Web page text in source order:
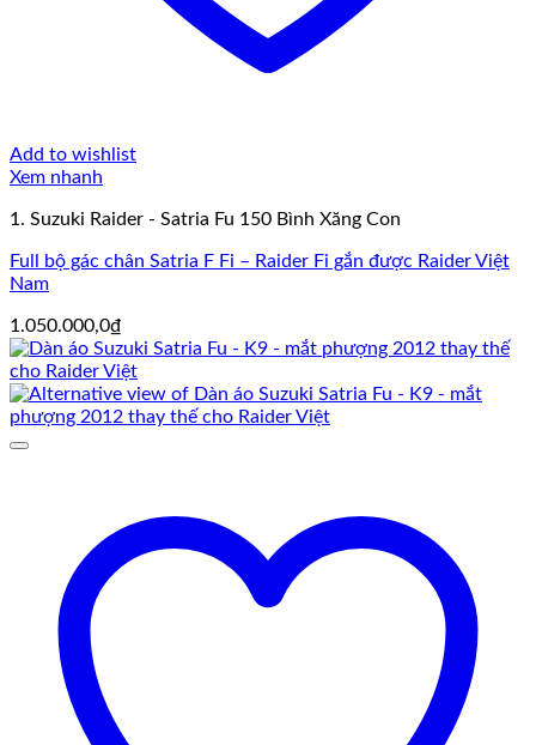
Add to wishlist
Xem nhanh
1. Suzuki Raider - Satria Fu 150 Bình Xăng Con
Full bộ gác chân Satria F Fi – Raider Fi gắn được Raider Việt
Nam
1.050.000,0₫